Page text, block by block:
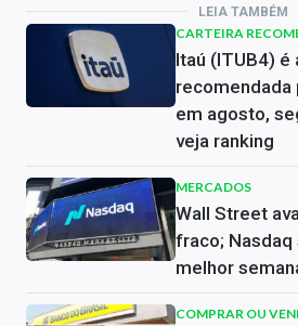
LEIA TAMBÉM
CARTEIRA
Itaú (ITUB4) é
recomendada
em agosto,
veja ranking
MERCADOS
Wall Street
fraco; Nasdaq
melhor
COMPRAR OU